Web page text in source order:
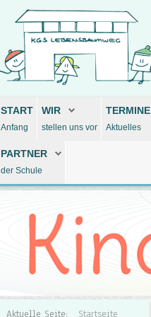
START
Anfang
WIR
stellen uns vor
TERMINE
Aktuelles
PARTNER
der Schule
Aktuelle Seite: Startseite